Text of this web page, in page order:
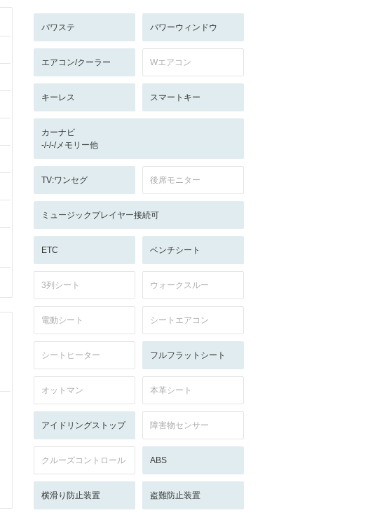
パワステ パワーウィンドウ
エアコン/クーラー Wエアコン
キーレス スマートキー
カーナビ
-/-/-/メモリー他
TV:ワンセグ 後席モニター
ミュージックプレイヤー接続可
ETC ベンチシート
3列シート ウォークスルー
電動シート シートエアコン
シートヒーター フルフラットシート
オットマン 本革シート
アイドリングストップ 障害物センサー
クルーズコントロール ABS
横滑り防止装置 盗難防止装置